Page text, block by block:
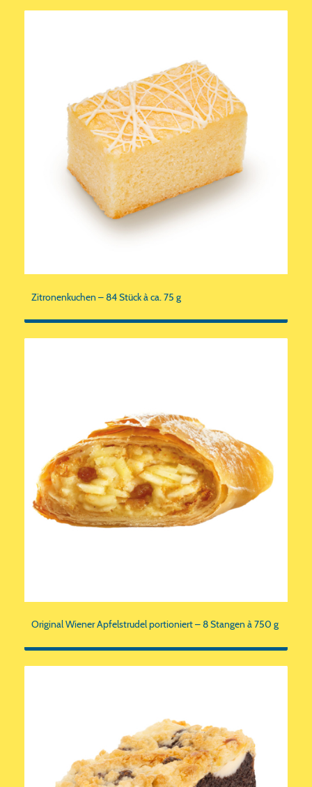
Zitronenkuchen – 84 Stück à ca. 75 g
Original Wiener Apfelstrudel portioniert – 8 Stangen à 750 g